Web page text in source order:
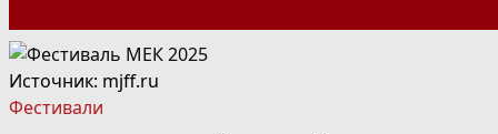
Источник: mjff.ru
Фестивали